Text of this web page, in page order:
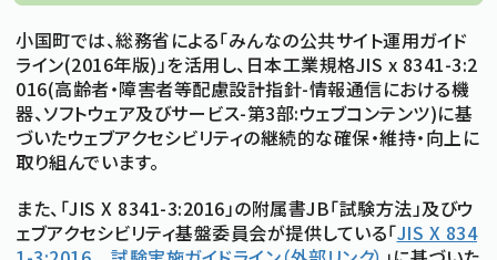
行政情報
条例・規則
小国町議会
文字サイズ 標準 拡大
小国町では、総務省による「みんなの公共サイト運用ガイド
ライン(2016年版)」を活用し、日本工業規格JIS x 8341-3:2
016(高齢者・障害者等配慮設計指針-情報通信における機
器、ソフトウェア及びサービス-第3部:ウェブコンテンツ)に基
づいたウェブアクセシビリティの継続的な確保・維持・向上に
取り組んでいます。
また、「JIS X 8341-3:2016」の附属書JB「試験方法」及びウ
ェブアクセシビリティ基盤委員会が提供している「JIS X 834